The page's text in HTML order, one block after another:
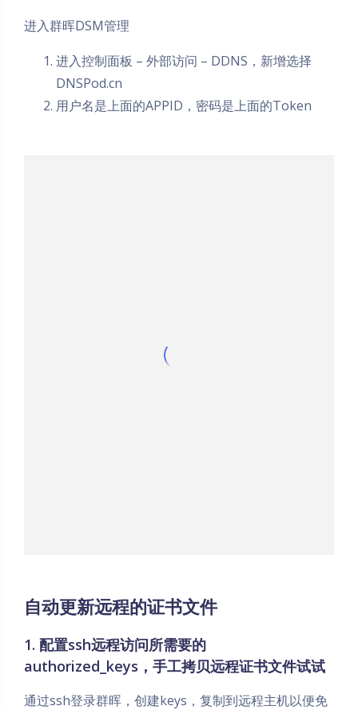
进入群晖DSM管理
进入控制面板 – 外部访问 – DDNS，新增选择
DNSPod.cn
用户名是上面的APPID，密码是上面的Token
自动更新远程的证书文件
1. 配置ssh远程访问所需要的
authorized_keys，手工拷贝远程证书文件试试
通过ssh登录群晖，创建keys，复制到远程主机以便免